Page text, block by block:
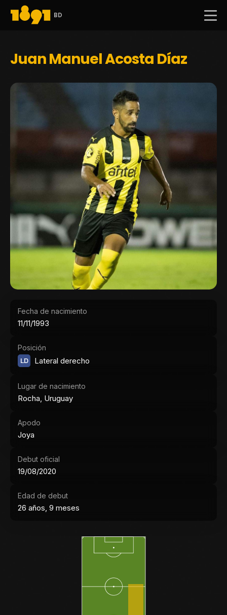
BD
Juan Manuel Acosta Díaz
Fecha de nacimiento
11/11/1993
Posición
LD Lateral derecho
Lugar de nacimiento
Rocha, Uruguay
Apodo
Joya
Debut oficial
19/08/2020
Edad de debut
26 años, 9 meses